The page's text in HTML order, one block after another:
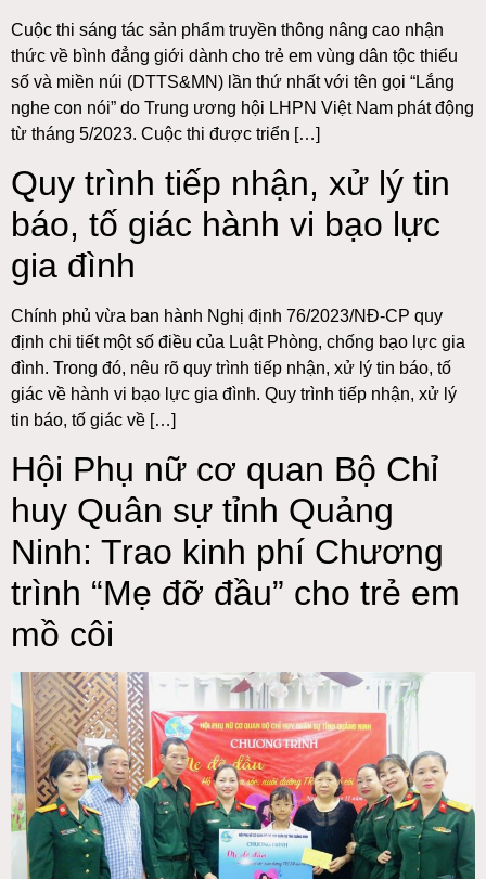
Cuộc thi sáng tác sản phẩm truyền thông nâng cao nhận
thức về bình đẳng giới dành cho trẻ em vùng dân tộc thiểu
số và miền núi (DTTS&MN) lần thứ nhất với tên gọi “Lắng
nghe con nói” do Trung ương hội LHPN Việt Nam phát động
từ tháng 5/2023. Cuộc thi được triển […]
Quy trình tiếp nhận, xử lý tin
báo, tố giác hành vi bạo lực
gia đình
Chính phủ vừa ban hành Nghị định 76/2023/NĐ-CP quy
định chi tiết một số điều của Luật Phòng, chống bạo lực gia
đình. Trong đó, nêu rõ quy trình tiếp nhận, xử lý tin báo, tố
giác về hành vi bạo lực gia đình. Quy trình tiếp nhận, xử lý
tin báo, tố giác về […]
Hội Phụ nữ cơ quan Bộ Chỉ
huy Quân sự tỉnh Quảng
Ninh: Trao kinh phí Chương
trình “Mẹ đỡ đầu” cho trẻ em
mồ côi